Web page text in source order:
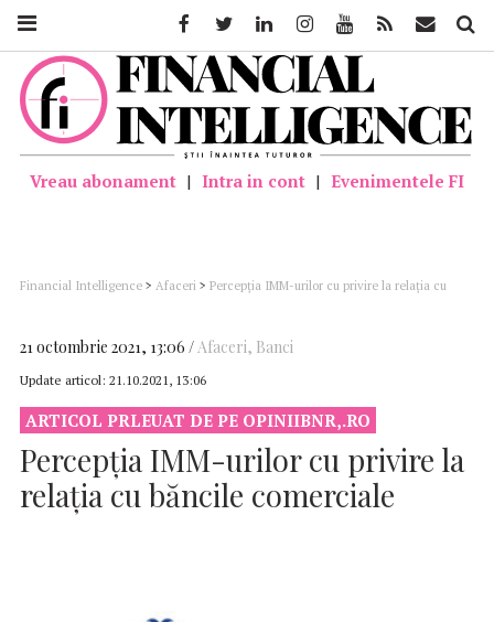
Vreau abonament | Intra in cont | Evenimentele FI
Financial Intelligence > Afaceri > Percepția IMM-urilor cu privire la relația cu
21 octombrie 2021, 13:06 Afaceri, Banci
Update articol: 21.10.2021, 13:06
ARTICOL PRLEUAT DE PE OPINIIBNR,.RO
Percepția IMM-urilor cu privire la
relația cu băncile comerciale
FacebookTwitter LinkedinInstagramYoutube Feed Mail